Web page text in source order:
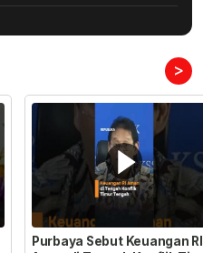
>
Purbaya Sebut Keuangan RI